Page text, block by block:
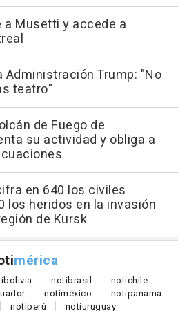
a Musetti y accede a
Administración Trump: "No
teatro"
de Fuego de
su actividad y obliga a
en 640 los civiles
los heridos en la invasión
de Kursk
mérica
bolivia notibrasil notichile
notiméxico notipanama
notiperú notiuruguay